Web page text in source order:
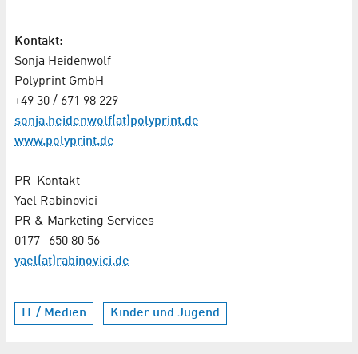
Kontakt:
Sonja Heidenwolf
Polyprint GmbH
+49 30 / 671 98 229
sonja.heidenwolf(at)polyprint.de
www.polyprint.de
PR-Kontakt
Yael Rabinovici
PR & Marketing Services
0177- 650 80 56
yael(at)rabinovici.de
IT / Medien Kinder und Jugend